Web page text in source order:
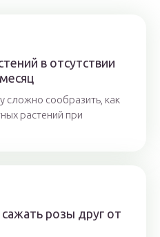
в отсутствии
сложно сообразить, как
растений при
розы друг от